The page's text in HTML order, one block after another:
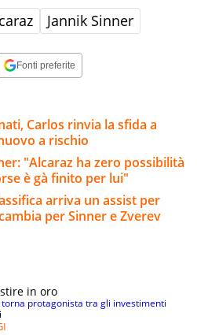
Jannik Sinner
Fonti preferite
Carlos rinvia la sfida a
a rischio
"Alcaraz ha zero possibilità
è gà finito per lui"
arriva un assist per
per Sinner e Zverev
in oro
torna protagonista tra gli investimenti